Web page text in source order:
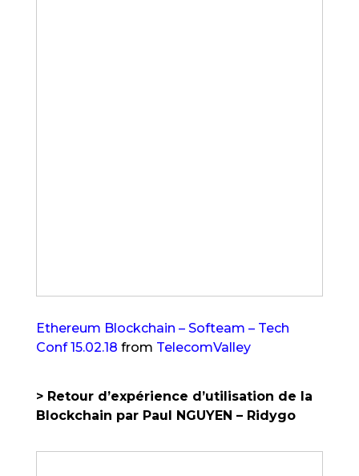
Ethereum Blockchain – Softeam – Tech
Conf 15.02.18 from TelecomValley
> Retour d’expérience d’utilisation de la
Blockchain par Paul NGUYEN – Ridygo